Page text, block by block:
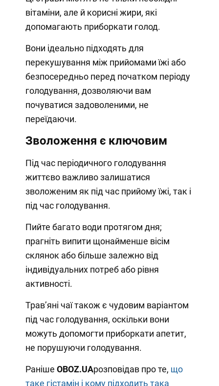
вітаміни, але й корисні жири, які
допомагають приборкати голод.
Вони ідеально підходять для
перекушування між прийомами їжі або
безпосередньо перед початком періоду
голодування, дозволяючи вам
почуватися задоволеними, не
переїдаючи.
Зволоження є ключовим
Під час періодичного голодування
життєво важливо залишатися
зволоженим як під час прийому їжі, так і
під час голодування.
Пийте багато води протягом дня;
прагніть випити щонайменше вісім
склянок або більше залежно від
індивідуальних потреб або рівня
активності.
Трав’яні чаї також є чудовим варіантом
під час голодування, оскільки вони
можуть допомогти приборкати апетит,
не порушуючи голодування.
Раніше OBOZ.UAрозповідав про те, що
таке гістамін і кому підходить така